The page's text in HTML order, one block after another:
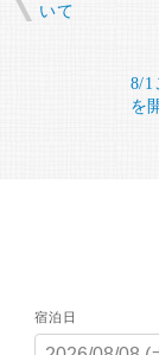
いて
8/1
を
宿泊日